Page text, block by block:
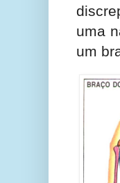
uma
um